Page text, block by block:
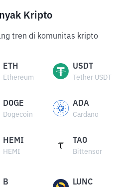
Kripto
tren di komunitas kripto
ETH
Ethereum
USDT
Tether USDT
DOGE
Dogecoin
ADA
Cardano
HEMI
HEMI
TAO
Bittensor
B LUNC